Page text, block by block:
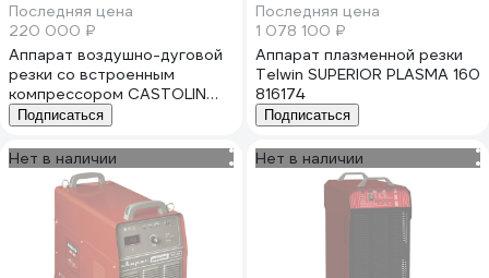
Последняя цена
220 000 ₽
Аппарат воздушно-дуговой
резки со встроенным
компрессором CASTOLIN
AirJet 160 NT в комплекте с
плазмотроном A141
72400027
Подписаться
Последняя цена
1 078 100 ₽
Аппарат плазменной резки
Telwin SUPERIOR PLASMA 160
816174
Подписаться
Нет в наличии Нет в наличии